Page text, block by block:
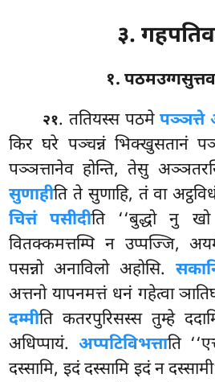
३.
१.
२१. ततियस्स पठमेपञ्ञत्ते
किर घरे पञ्चन्नं भिक्खुसतानं
पञ्ञत्तानेव होन्ति, तेसु
सुणाहीति ते सुणाहि, तं वा
चित्तं पसीदीति ‘‘बुद्धो नु
वितक्कमत्तम्पि न उप्पज्जि,
पसन्नो अनाविलो अहोसि.
अत्तनो यापनमत्तं धनं गहेत्वा
दम्मीति कतरपुरिसस्स तुम्हे
अधिप्पायं. अप्पटिविभत्ताति
दस्सामि, इदं दस्सामि इदं न